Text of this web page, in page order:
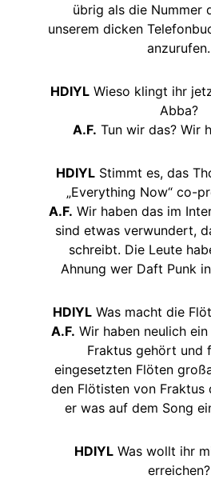
übrig als die Nummer
unserem dicken
anzurufen.
HDIYL Wieso klingt ihr
Abba?
A.F. Tun wir das? Wir
HDIYLStimmt es, das
„Everything Now“ co-
A.F. Wir haben das im
sind etwas verwundert,
schreibt. Die Leute
Ahnung wer Daft Punk
HDIYLWas macht die
A.F. Wir haben neulich
Fraktus gehört und
eingesetzten Flöten
den Flötisten von Fraktus
er was auf dem Song
HDIYLWas wollt ihr
erreichen?